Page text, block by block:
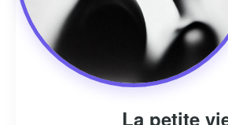
La petite